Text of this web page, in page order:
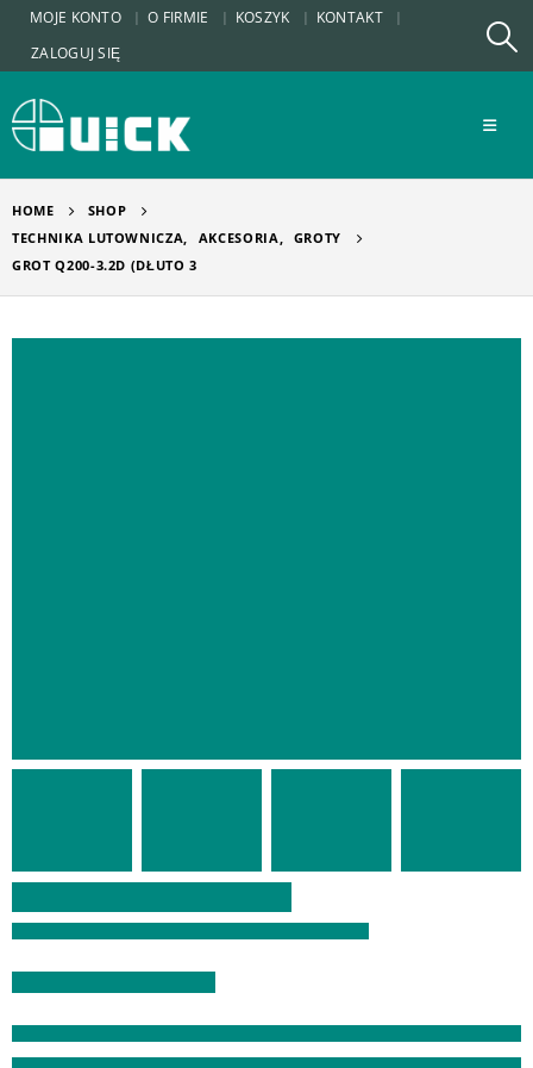
MOJE KONTO O FIRMIE KOSZYK
KONTAKT
ZALOGUJ SIĘ
HOME
SHOP
TECHNIKA LUTOWNICZA, AKCESORIA, GROTY
GROT Q200-3.2D (DŁUTO 3